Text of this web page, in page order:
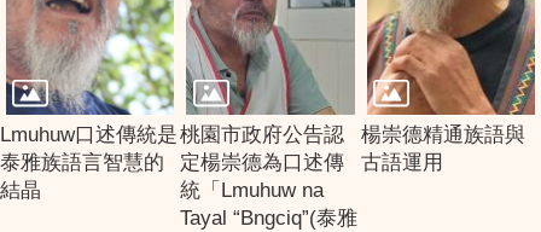
Lmuhuw口述傳統是
泰雅族語言智慧的
結晶
桃園市政府公告認
定楊崇德為口述傳
統「Lmuhuw na
Tayal “Bngciq”(泰雅
楊崇德精通族語與
古語運用